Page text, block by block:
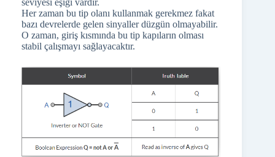
Her zaman bu tip olanı kullanmak gerekmez fakat
bazı devrelerde gelen sinyaller düzgün olmayabilir.
O zaman, giriş kısmında bu tip kapıların olması
stabil çalışmayı sağlayacaktır.